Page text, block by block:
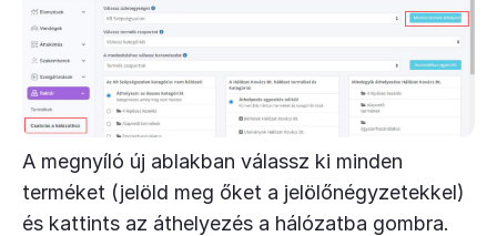
A megnyíló új ablakban válassz ki minden
terméket (jelöld meg őket a jelölőnégyzetekkel)
és kattints az áthelyezés a hálózatba gombra.